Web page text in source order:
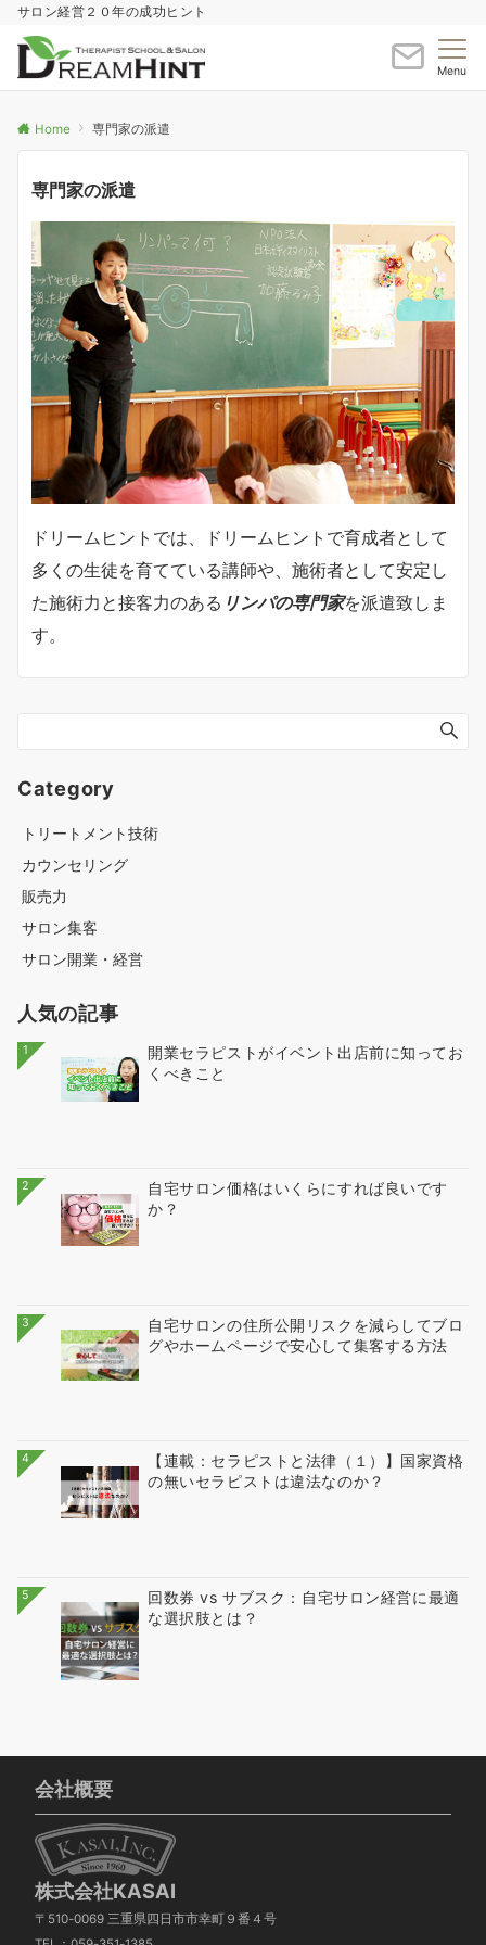
サロン経営２０年の成功ヒント
Menu
Home 専門家の派遣
専門家の派遣
ドリームヒントでは、ドリームヒントで育成者として
多くの生徒を育てている講師や、施術者として安定し
た施術力と接客力のある リンパの専門家を派遣致しま
す。
Category
トリートメント技術
カウンセリング
販売力
サロン集客
サロン開業・経営
人気の記事
1
開業セラピストがイベント出店前に知ってお
くべきこと
2
自宅サロン価格はいくらにすれば良いです
か？
3
自宅サロンの住所公開リスクを減らしてブロ
グやホームページで安心して集客する方法
4
【連載：セラピストと法律（１）】国家資格
の無いセラピストは違法なのか？
5
回数券 vs サブスク：自宅サロン経営に最適
な選択肢とは？
会社概要
株式会社KASAI
〒510-0069 三重県四日市市幸町９番４号